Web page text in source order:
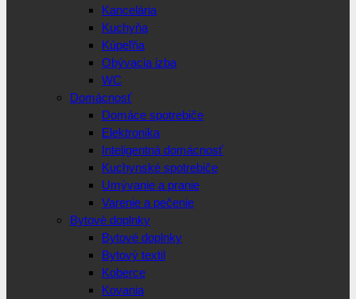
Kancelária
Kuchyňa
Kúpeľňa
Obývacia izba
WC
Domácnosť
Domáce spotrebiče
Elektronika
Inteligentná domácnosť
Kuchynské spotrebiče
Umývanie a pranie
Varenie a pečenie
Bytové doplnky
Bytové doplnky
Bytový textil
Koberce
Kovania